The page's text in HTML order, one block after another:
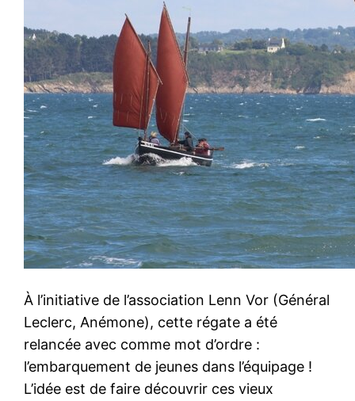
À l’initiative de l’association Lenn Vor (Général
Leclerc, Anémone), cette régate a été
relancée avec comme mot d’ordre :
l’embarquement de jeunes dans l’équipage !
L’idée est de faire découvrir ces vieux